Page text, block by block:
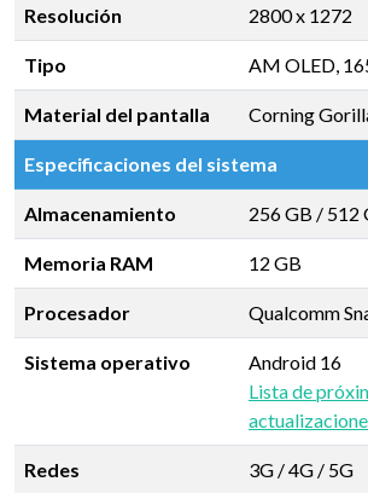
Resolución 2800 x 1272
Tipo AM OLED,
Material del pantalla Corning
Especificaciones del sistema
Almacenamiento 256 GB / 512
Memoria RAM 12 GB
Procesador Qualcomm
Sistema operativo
Android 16
Lista de
Redes 3G / 4G / 5G